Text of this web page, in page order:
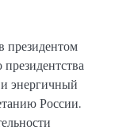
президентом
энергичный
России.